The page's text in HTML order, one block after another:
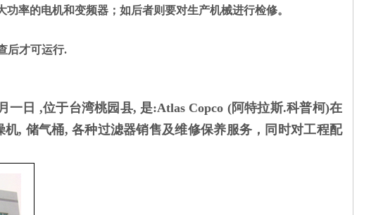
率的电机和变频器；如后者则要对生产机械进行检修。
后才可运行.
一日 ,位于台湾桃园县, 是:Atlas Copco (阿特拉斯.科普柯)在
, 储气桶, 各种过滤器销售及维修保养服务，同时对工程配